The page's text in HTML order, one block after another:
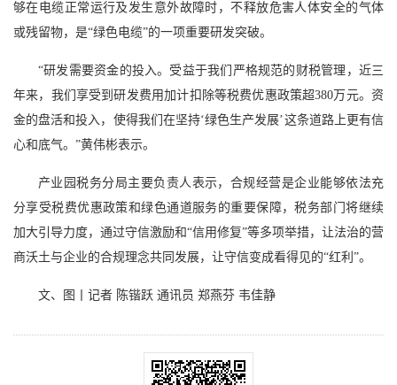
够在电缆正常运行及发生意外故障时，不释放危害人体安全的气体
或残留物，是“绿色电缆”的一项重要研发突破。
“研发需要资金的投入。受益于我们严格规范的财税管理，近三
年来，我们享受到研发费用加计扣除等税费优惠政策超380万元。资
金的盘活和投入，使得我们在坚持‘绿色生产发展’这条道路上更有信
心和底气。”黄伟彬表示。
产业园税务分局主要负责人表示，合规经营是企业能够依法充
分享受税费优惠政策和绿色通道服务的重要保障，税务部门将继续
加大引导力度，通过守信激励和“信用修复”等多项举措，让法治的营
商沃土与企业的合规理念共同发展，让守信变成看得见的“红利”。
文、图丨记者 陈锴跃 通讯员 郑燕芬 韦佳静